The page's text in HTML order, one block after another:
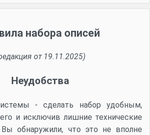
набора описей
от 19.11.2025)
Неудобства
- сделать набор удобным,
и исключив лишние технические
обнаружили, что это не вполне